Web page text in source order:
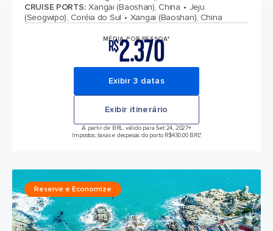
CRUISE PORTS: Xangai (Baoshan), China
Jeju
(Seogwipo), Coréia do Sul
Xangai (Baoshan), China
MÉDIA POR PESSOA*
R$2.370
Exibir 3 datas
Exibir itinerário
A partir de BRL, válido para Set 24, 2027+
Impostos, taxas e despesas do porto R$430,00 BRL*
Reserve e Economize